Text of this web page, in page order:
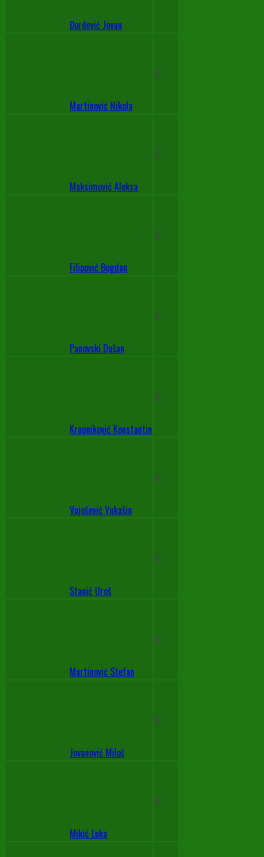
Đorđević Jovan
Martinović Nikola
0
Maksimović Aleksa
0
Filipović Bogdan
0
Panovski Dušan
0
Krupniković Konstantin
0
Vujošević Vukašin
0
Stanić Uroš
0
Martinović Stefan
0
Jovanović Miloš
0
Mikić Luka
0